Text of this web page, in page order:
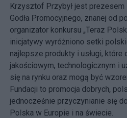
Krzysztof Przybył jest prezesem
Godła Promocyjnego, znanej od
organizator konkursu „Teraz
inicjatywy wyróżniono setki
najlepsze produkty i usługi,
jakościowym, technologicznym i
się na rynku oraz mogą być
Fundacji to promocja dobrych,
jednocześnie przyczynianie się
Polska w Europie i na świecie.